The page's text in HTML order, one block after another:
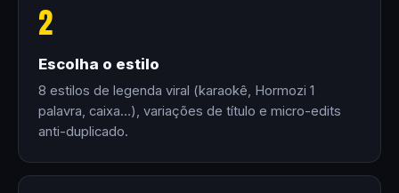
2
Escolha o estilo
8 estilos de legenda viral (karaokê, Hormozi 1
palavra, caixa…), variações de título e micro-edits
anti-duplicado.